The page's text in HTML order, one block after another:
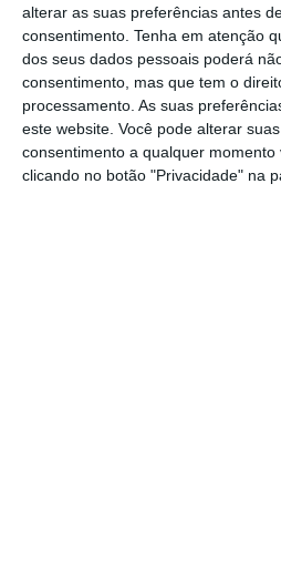
alterar as suas preferências antes
consentimento. Tenha em atenção
dos seus dados pessoais poderá
consentimento, mas que tem o
processamento. As suas
este website. Você pode alterar
consentimento a qualquer
clicando no botão "Privacidade" na
Segundo o governante,
essencialmente, “a um
renováveis e à evolução
mercado internacional”.
“Para terem uma ideia do